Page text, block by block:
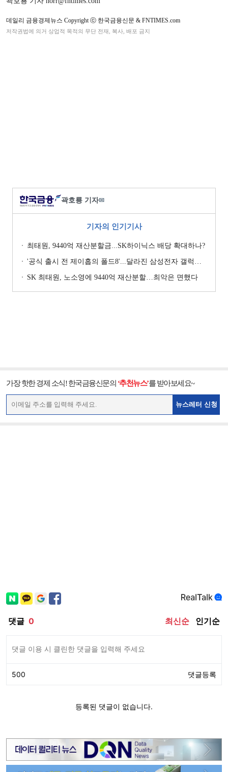
데일리 금융경제뉴스 Copyright ⓒ 한국금융신문 & FNTIMES.com
저작권법에 의거 상업적 목적의 무단 전재, 복사, 배포 금지
곽호룡 기자✉
기자의 인기기사
최태원, 9440억 재산분할금...SK하이닉스 배당 확대하나?
'공식 출시 전 제이홉의 폴드8'...달라진 삼성전자 갤럭시 마케팅?
SK 최태원, 노소영에 9440억 재산분할…최악은 면했다
가장 핫한 경제 소식! 한국금융신문의 ‘추천뉴스’를 받아보세요~
뉴스레터 신청